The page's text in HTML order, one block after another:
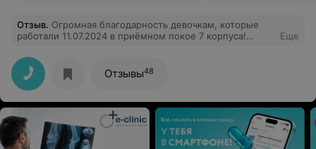
Отзыв. Огромная благодарность девочкам, которые
работали 11.07.2024 в приёмном покое 7 корпуса!
чёткое понимание ситуации и уверенность в
исполнении действий! С Вами было спокойно и
уверенно.
Еще
Отзывы48